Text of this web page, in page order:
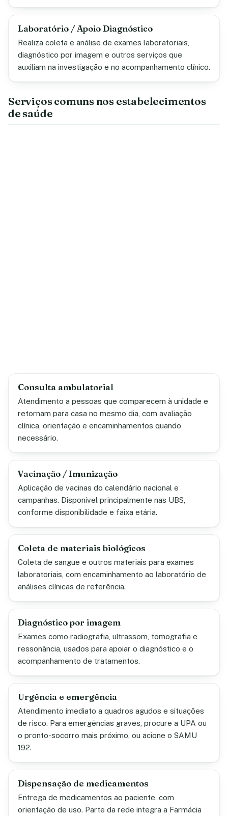
Laboratório / Apoio Diagnóstico
Realiza coleta e análise de exames laboratoriais,
diagnóstico por imagem e outros serviços que
auxiliam na investigação e no acompanhamento clínico.
Serviços comuns nos estabelecimentos
de saúde
Consulta ambulatorial
Atendimento a pessoas que comparecem à unidade e
retornam para casa no mesmo dia, com avaliação
clínica, orientação e encaminhamentos quando
necessário.
Vacinação / Imunização
Aplicação de vacinas do calendário nacional e
campanhas. Disponível principalmente nas UBS,
conforme disponibilidade e faixa etária.
Coleta de materiais biológicos
Coleta de sangue e outros materiais para exames
laboratoriais, com encaminhamento ao laboratório de
análises clínicas de referência.
Diagnóstico por imagem
Exames como radiografia, ultrassom, tomografia e
ressonância, usados para apoiar o diagnóstico e o
acompanhamento de tratamentos.
Urgência e emergência
Atendimento imediato a quadros agudos e situações
de risco. Para emergências graves, procure a UPA ou
o pronto-socorro mais próximo, ou acione o SAMU
192.
Dispensação de medicamentos
Entrega de medicamentos ao paciente, com
orientação de uso. Parte da rede integra a Farmácia